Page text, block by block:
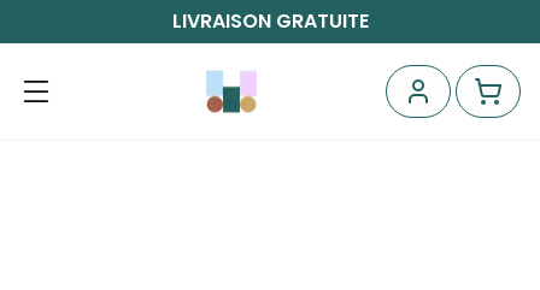
LIVRAISON GRATUITE
Générateur